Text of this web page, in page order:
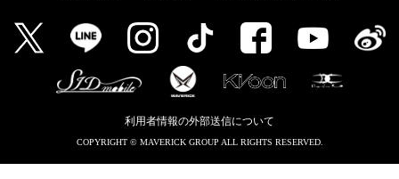
利用者情報の外部送信について
COPYRIGHT © MAVERICK GROUP ALL RIGHTS RESERVED.